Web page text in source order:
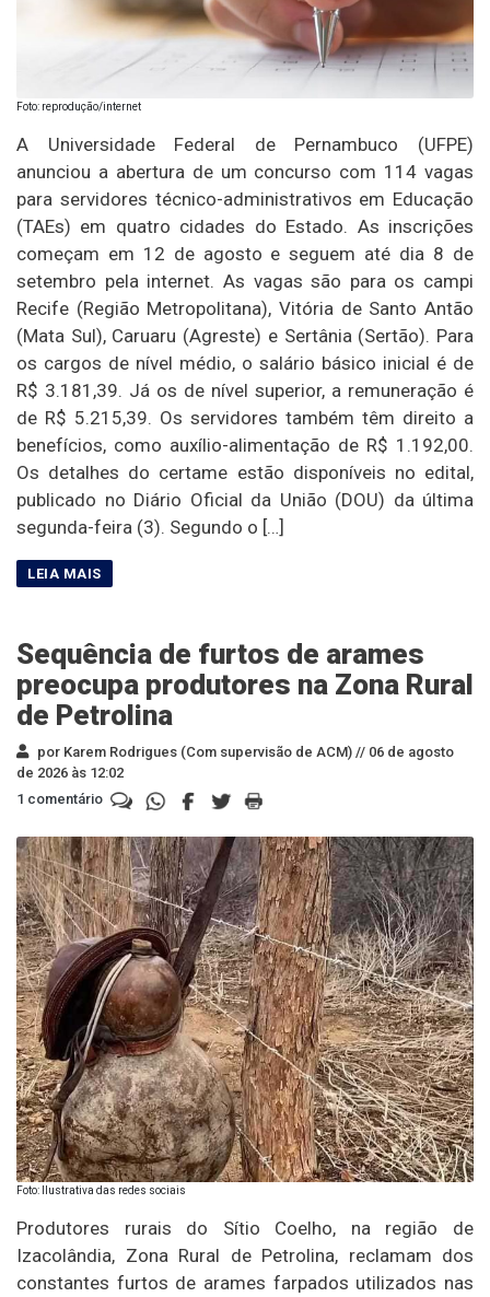
Foto: reprodução/internet
A Universidade Federal de Pernambuco (UFPE)
anunciou a abertura de um concurso com 114 vagas
para servidores técnico-administrativos em Educação
(TAEs) em quatro cidades do Estado. As inscrições
começam em 12 de agosto e seguem até dia 8 de
setembro pela internet. As vagas são para os campi
Recife (Região Metropolitana), Vitória de Santo Antão
(Mata Sul), Caruaru (Agreste) e Sertânia (Sertão). Para
os cargos de nível médio, o salário básico inicial é de
R$ 3.181,39. Já os de nível superior, a remuneração é
de R$ 5.215,39. Os servidores também têm direito a
benefícios, como auxílio-alimentação de R$ 1.192,00.
Os detalhes do certame estão disponíveis no edital,
publicado no Diário Oficial da União (DOU) da última
segunda-feira (3). Segundo o […]
Sequência de furtos de arames
preocupa produtores na Zona Rural
de Petrolina
por Karem Rodrigues (Com supervisão de ACM) // 06 de agosto
de 2026 às 12:02
1 comentário
Foto: Ilustrativa das redes sociais
Produtores rurais do Sítio Coelho, na região de
Izacolândia, Zona Rural de Petrolina, reclamam dos
constantes furtos de arames farpados utilizados nas